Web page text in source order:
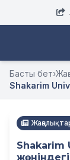
Басты бет›
Shakarim